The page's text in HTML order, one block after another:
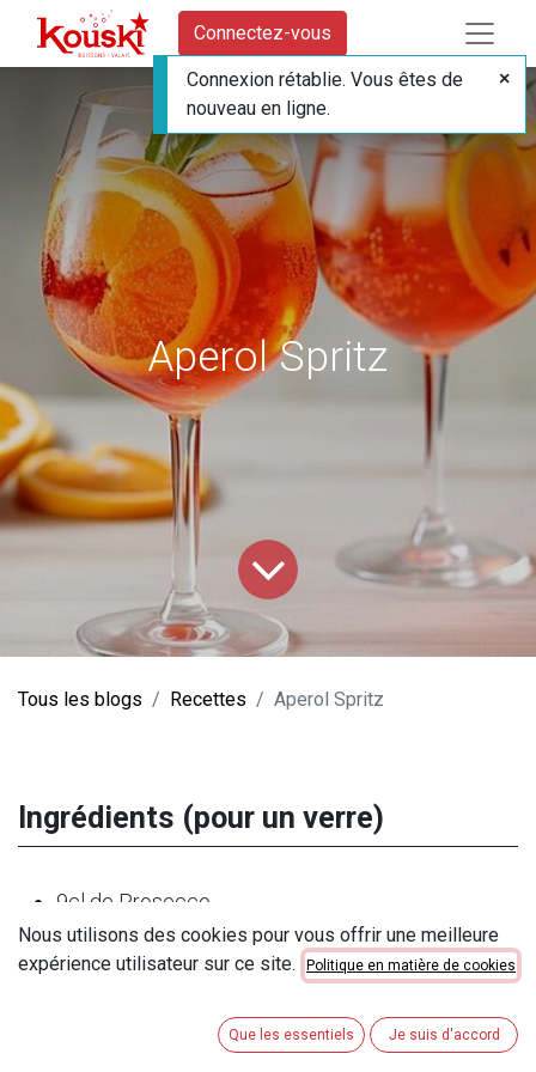
Connectez-vous
Aperol Spritz
Tous les blogs Recettes Aperol Spritz
Ingrédients (pour un verre)
9cl de Prosecco
6cl d'Aperol
3cl d'eau gazeuse
Nous utilisons des cookies pour vous offrir une meilleure
expérience utilisateur sur ce site.
Politique en matière de cookies
Que les essentiels Je suis d'accord
Connexion rétablie. Vous êtes de
nouveau en ligne.